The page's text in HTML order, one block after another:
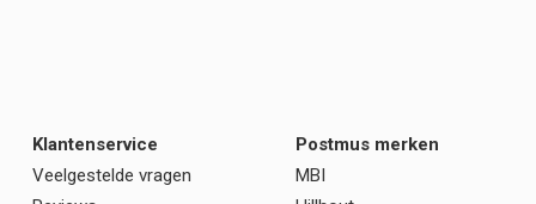
Klantenservice
Veelgestelde vragen
Postmus merken
MBI